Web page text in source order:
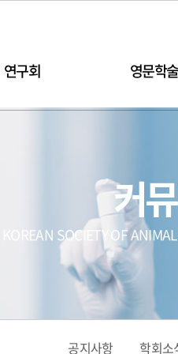
연구회 영문학
커
KOREAN SOCIETY OF
공지사항 학회소